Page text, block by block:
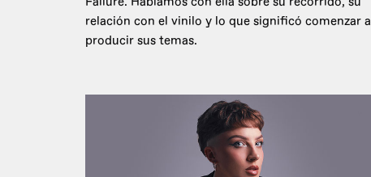
relación con el vinilo y lo que significó comenzar a
producir sus temas.